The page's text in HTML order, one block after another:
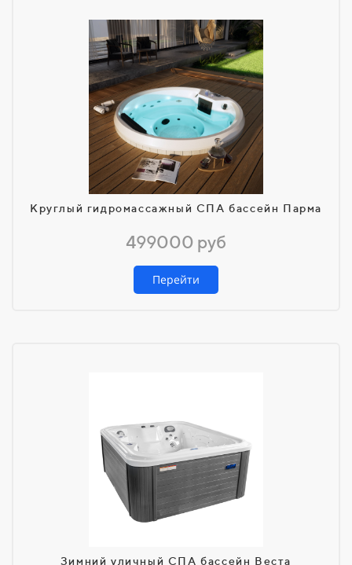
Круглый гидромассажный СПА бассейн Парма
499000 руб
Перейти
Зимний уличный СПА бассейн Веста